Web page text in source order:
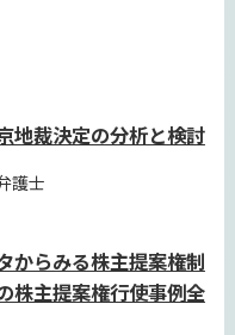
地裁決定の分析と検討
護士
からみる株主提案権制
主提案権行使事例全